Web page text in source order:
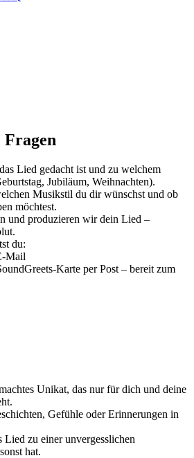
Fragen
Lied gedacht ist und zu welchem
Jubiläum, Weihnachten).
Musikstil du dir wünschst und ob
möchtest.
und produzieren wir dein Lied –
du:
Mail
Karte per Post – bereit zum
Unikat, das nur für dich und deine
Gefühle oder Erinnerungen in
zu einer unvergesslichen
hat.